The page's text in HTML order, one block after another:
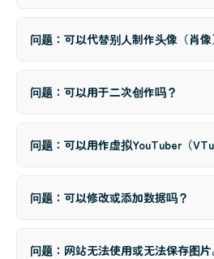
问题：可以代替别人制作头像（肖像
问题：可以用于二次创作吗？
问题：可以用作虚拟YouTuber（
问题：可以修改或添加数据吗？
问题：网站无法使用或无法保存图片